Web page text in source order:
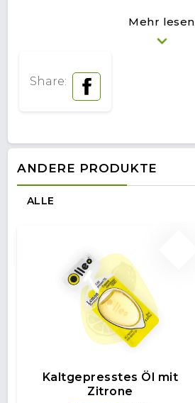
Mehr lesen
Share:
ANDERE PRODUKTE
ALLE
Kaltgepresstes Öl mit
Zitrone